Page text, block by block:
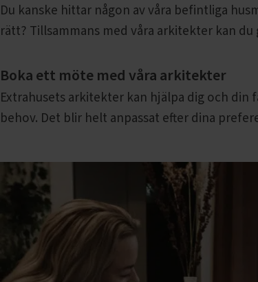
Du kanske hittar någon av våra befintliga
rätt? Tillsammans med våra arkitekter kan
Boka ett möte med våra arkitekter
Extrahusets arkitekter kan hjälpa dig och
behov. Det blir helt anpassat efter dina